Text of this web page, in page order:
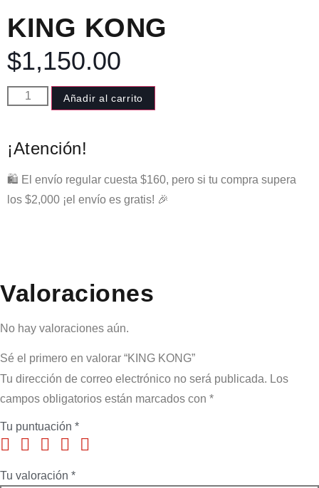
KING KONG
$1,150.00
Añadir al carrito
¡Atención!
🛍️ El envío regular cuesta $160, pero si tu compra supera
los $2,000 ¡el envío es gratis! 🎉
Valoraciones
No hay valoraciones aún.
Sé el primero en valorar “KING KONG”
Tu dirección de correo electrónico no será publicada. Los
campos obligatorios están marcados con *
Tu puntuación *
Tu valoración *